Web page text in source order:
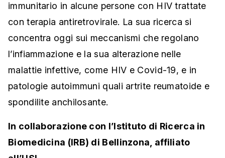
immunitario in alcune persone con HIV trattate
con terapia antiretrovirale. La sua ricerca si
concentra oggi sui meccanismi che regolano
l’infiammazione e la sua alterazione nelle
malattie infettive, come HIV e Covid-19, e in
patologie autoimmuni quali artrite reumatoide e
spondilite anchilosante.
In collaborazione con l’Istituto di Ricerca in
Biomedicina (IRB) di Bellinzona, affiliato